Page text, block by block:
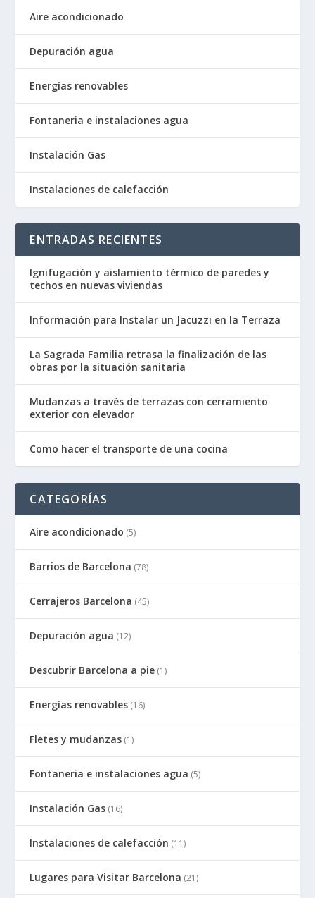
Aire acondicionado
Depuración agua
Energías renovables
Fontaneria e instalaciones agua
Instalación Gas
Instalaciones de calefacción
ENTRADAS RECIENTES
Ignifugación y aislamiento térmico de paredes y
techos en nuevas viviendas
Información para Instalar un Jacuzzi en la Terraza
La Sagrada Familia retrasa la finalización de las
obras por la situación sanitaria
Mudanzas a través de terrazas con cerramiento
exterior con elevador
Como hacer el transporte de una cocina
CATEGORÍAS
Aire acondicionado (5)
Barrios de Barcelona (78)
Cerrajeros Barcelona (45)
Depuración agua (12)
Descubrir Barcelona a pie (1)
Energías renovables (16)
Fletes y mudanzas (1)
Fontaneria e instalaciones agua (5)
Instalación Gas (16)
Instalaciones de calefacción (11)
Lugares para Visitar Barcelona (21)